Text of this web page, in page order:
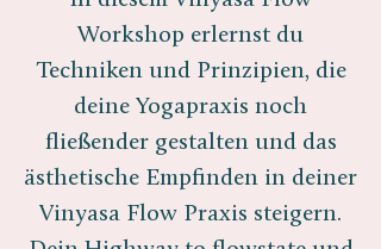
Workshop erlernst du
Techniken und Prinzipien, die
deine Yogapraxis noch
fließender gestalten und das
ästhetische Empfinden in deiner
Vinyasa Flow Praxis steigern.